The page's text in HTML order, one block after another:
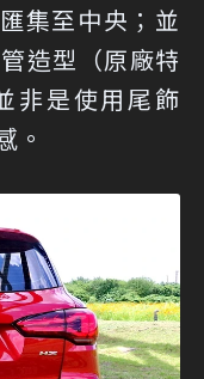
集至中央；並
造型（原廠特
非是使用尾飾
。